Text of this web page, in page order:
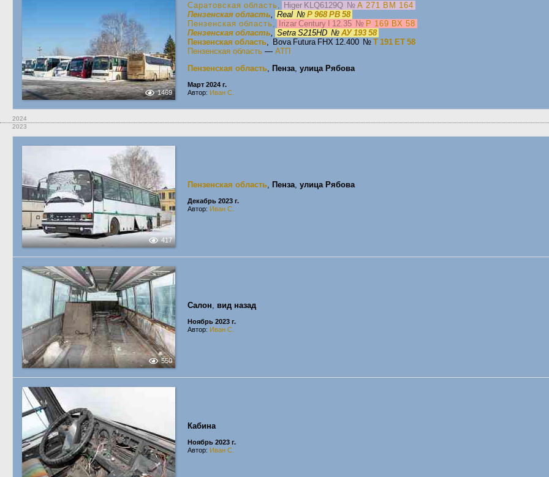
1469
Саратовская область, Higer KLQ6129Q № А 271 ВМ 164
Пензенская область, Real № Р 968 РВ 58
Пензенская область, Irizar Century I 12.35 № Р 169 ВХ 58
Пензенская область, Setra S215HD № АУ 193 58
Пензенская область, Bova Futura FHX 12.400 № Т 191 ЕТ 58
Пензенская область — АТП
Пензенская область, Пенза, улица Рябова
Март 2024 г.
Автор: Иван С.
2024
2023
417
Пензенская область, Пенза, улица Рябова
Декабрь 2023 г.
Автор: Иван С.
550
Салон, вид назад
Ноябрь 2023 г.
Автор: Иван С.
Кабина
Ноябрь 2023 г.
Автор: Иван С.